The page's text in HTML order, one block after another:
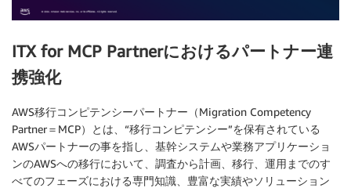
ITX for MCP Partnerにおけるパートナー連
携強化
AWS移行コンピテンシーパートナー（Migration Competency
Partner＝MCP）とは、“移行コンピテンシー”を保有されている
AWSパートナーの事を指し、基幹システムや業務アプリケーショ
ンのAWSへの移行において、調査から計画、移行、運用までのす
べてのフェーズにおける専門知識、豊富な実績やソリューション